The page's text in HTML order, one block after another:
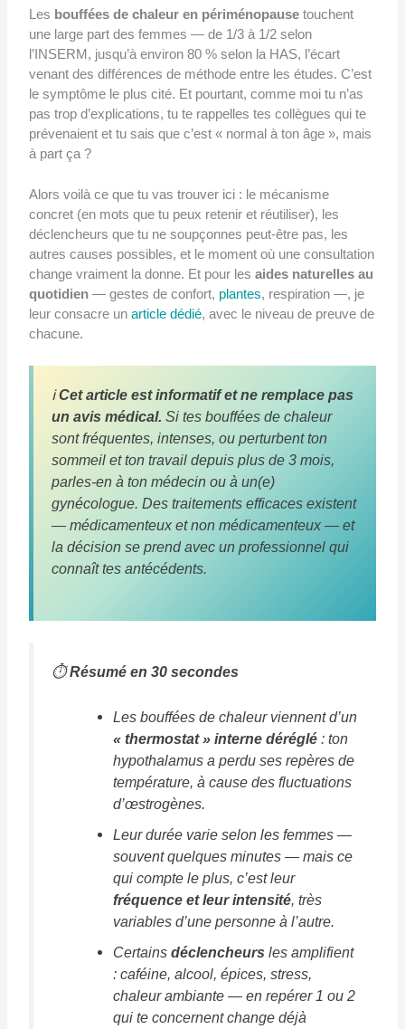
Les bouffées de chaleur en périménopausetouchent
une large part des femmes — de 1/3 à 1/2 selon
l’INSERM, jusqu’à environ 80 % selon la HAS, l’écart
venant des différences de méthode entre les études. C’est
le symptôme le plus cité. Et pourtant, comme moi tu n’as
pas trop d’explications, tu te rappelles tes collègues qui te
prévenaient et tu sais que c’est « normal à ton âge », mais
à part ça ?
Alors voilà ce que tu vas trouver ici : le mécanisme
concret (en mots que tu peux retenir et réutiliser), les
déclencheurs que tu ne soupçonnes peut-être pas, les
autres causes possibles, et le moment où une consultation
change vraiment la donne. Et pour les aides naturelles au
quotidien— gestes de confort, plantes, respiration —, je
leur consacre un article dédié, avec le niveau de preuve de
chacune.
ℹ️Cet article est informatif et ne remplace pas
un avis médical. Si tes bouffées de chaleur
sont fréquentes, intenses, ou perturbent ton
sommeil et ton travail depuis plus de 3 mois,
parles-en à ton médecin ou à un(e)
gynécologue. Des traitements efficaces existent
— médicamenteux et non médicamenteux — et
la décision se prend avec un professionnel qui
connaît tes antécédents.
⏱️Résumé en 30 secondes
Les bouffées de chaleur viennent d’un
« thermostat » interne déréglé : ton
hypothalamus a perdu ses repères de
température, à cause des fluctuations
d’œstrogènes.
Leur durée varie selon les femmes —
souvent quelques minutes — mais ce
qui compte le plus, c’est leur
fréquence et leur intensité, très
variables d’une personne à l’autre.
Certainsdéclencheurs les amplifient
: caféine, alcool, épices, stress,
chaleur ambiante — en repérer 1 ou 2
qui te concernent change déjà